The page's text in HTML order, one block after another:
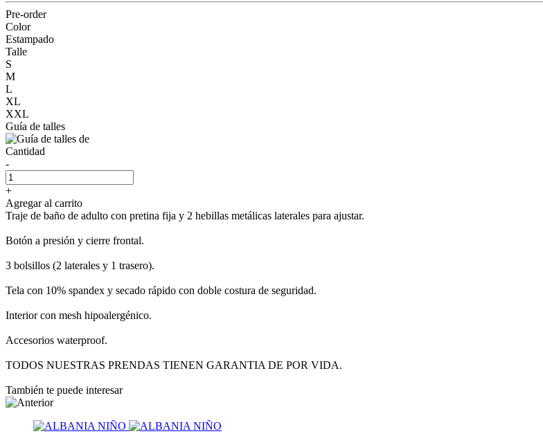
Pre-order
Color
Estampado
Talle
S
M
L
XL
XXL
Guía de talles
Cantidad
-
+
Agregar al carrito
Traje de baño de adulto con pretina fija y 2 hebillas metálicas laterales para ajustar.
Botón a presión y cierre frontal.
3 bolsillos (2 laterales y 1 trasero).
Tela con 10% spandex y secado rápido con doble costura de seguridad.
Interior con mesh hipoalergénico.
Accesorios waterproof.
TODOS NUESTRAS PRENDAS TIENEN GARANTIA DE POR VIDA.
También te puede interesar